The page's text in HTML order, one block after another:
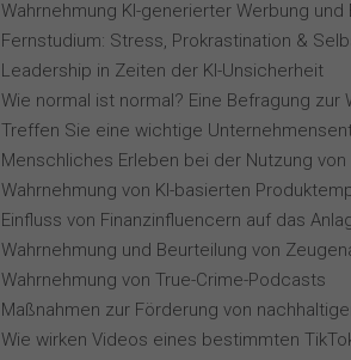
Leadership in Zeiten der KI-Unsicherheit
Treffen Sie eine wichtige
Wahrnehmung von True-Crime-Podcasts